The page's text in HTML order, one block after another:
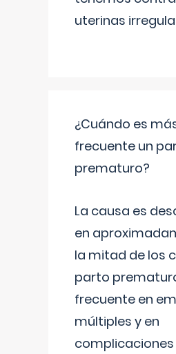
uterinas
¿Cuándo es
frecuente un
prematuro?
La causa es
en
la mitad de los
parto
frecuente en
múltiples y en
complicaciones